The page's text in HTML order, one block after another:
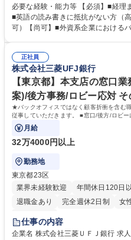
バックオフィス業務からスタートし
できる環境です。 ■日常経理、月次および年次決算サポート業務 ■本国
（グローバル）との英文メール対応
業務をお任せします。残業も基本的
を進めやすく定着率の高い環境です。 募集職種 東京【経理・総務】週1
出社程度のリモート中心/残業基本
必要な経験・能力等 【必須】■経理
■英語の読み書きに抵抗がない方（
可）【尚可】■外資系企業における
【働き方について】現在は週4日程
ライフバランスを重視する方に最適
談可）。【求める人物像】幅広い
社内外と円滑にコミュニケーション
歴・資格 学歴：大学院 大学 高専 短
正社員
株式会社三菱UFJ銀行
【東京都】本支店の窓口
案)/後方事務/ロビー応対 そ
★バックオフィスではなく顧客折衝を含む
従事していただきます。 ■窓口/後方/ロビー
客様対応
月給
32万4000円以上
勤務地
東京都23区
業界未経験歓迎
年間休日120日
退職金あり
完全週休2日制 女
土日祝休み
仕事の内容
企業名 株式会社三菱ＵＦＪ銀行 求人名 【東京都】本支店の窓口業務(事務